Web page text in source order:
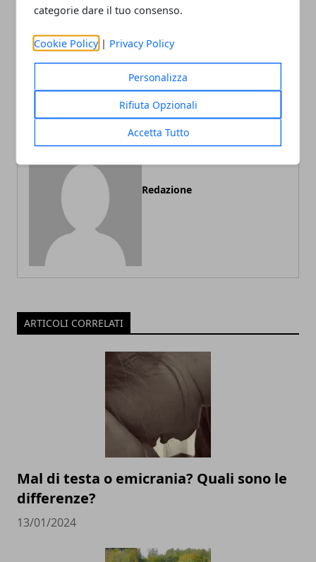
categorie dare il tuo consenso.
Cookie Policy | Privacy Policy
Personalizza
Rifiuta Opzionali
Accetta Tutto
massima e minima
ottimale. Pressione bassa,
pressione alta e
disturbi sessuali maschili
Redazione
ARTICOLI CORRELATI
Mal di testa o emicrania? Quali sono le
differenze?
13/01/2024